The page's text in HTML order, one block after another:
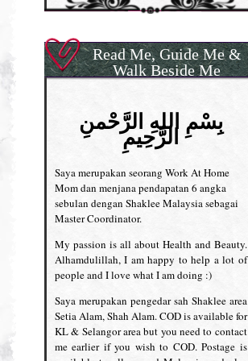
Read Me, Guide Me &
Walk Beside Me
بِسْمِ اللهِ الرَّحْمنِ
الرَّحِيمِ
Saya merupakan seorang Work At Home
Mom dan menjana pendapatan 6 angka
sebulan dengan Shaklee Malaysia sebagai
Master Coordinator.
My passion is all about Health and Beauty.
Alhamdulillah, I am happy to help a lot of
people and I love what I am doing :)
Saya merupakan pengedar sah Shaklee area
Setia Alam, Shah Alam. COD is available for
KL & Selangor area but you need to contact
me earlier if you wish to COD. Postage is